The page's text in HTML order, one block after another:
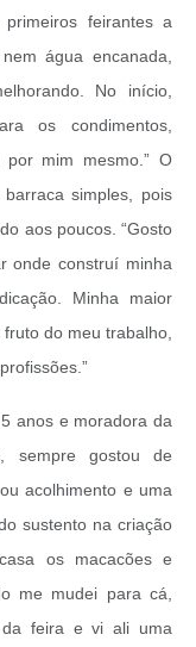
feirantes a
água encanada,
No início,
os condimentos,
mim mesmo.” O
simples, pois
aos poucos. “Gosto
onde construí minha
Minha maior
do meu trabalho,
anos e moradora da
sempre gostou de
acolhimento e uma
sustento na criação
os macacões e
me mudei para cá,
da feira e vi ali uma